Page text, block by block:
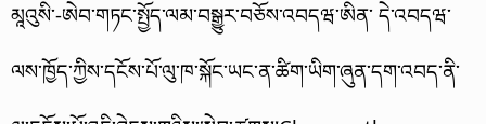
མཱའུསི་-ཨེབ་གཏང་སྤྱོད་ལམ་བསྒྱུར་བཅོས་འབདཝ་ཨིན་ དེ་འབདཝ་
ལས་ཁྱོད་ཀྱིས་དངོས་པོ་ལུ་ཁ་སྐོང་ཡང་ན་ཚིག་ཡིག་ཞུན་དག་འབད་ནི་